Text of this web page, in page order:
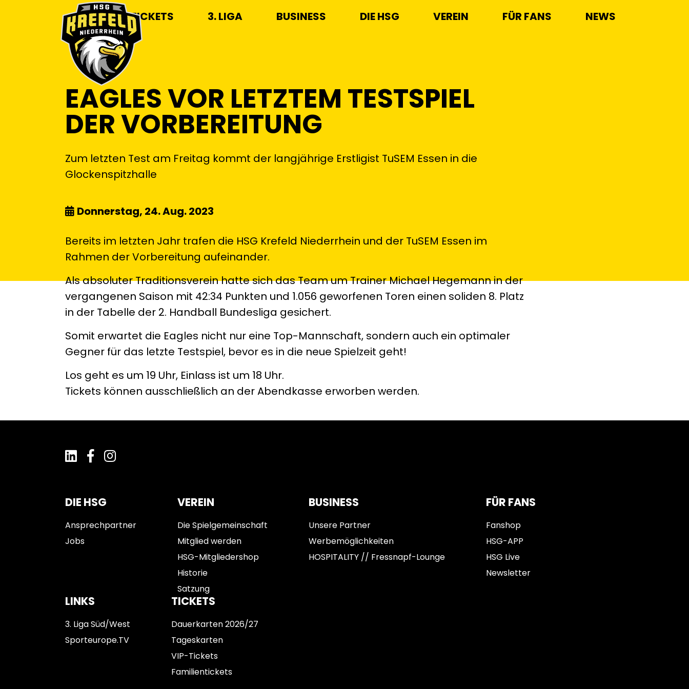
TICKETS 3. LIGA BUSINESS DIE HSG VEREIN FÜR FANS NEWS
EAGLES VOR LETZTEM TESTSPIEL
DER VORBEREITUNG
Zum letzten Test am Freitag kommt der langjährige Erstligist TuSEM Essen in die
Glockenspitzhalle
Donnerstag, 24. Aug. 2023
Bereits im letzten Jahr trafen die HSG Krefeld Niederrhein und der TuSEM Essen im
Rahmen der Vorbereitung aufeinander.
Als absoluter Traditionsverein hatte sich das Team um Trainer Michael Hegemann in der
vergangenen Saison mit 42:34 Punkten und 1.056 geworfenen Toren einen soliden 8. Platz
in der Tabelle der 2. Handball Bundesliga gesichert.
Somit erwartet die Eagles nicht nur eine Top-Mannschaft, sondern auch ein optimaler
Gegner für das letzte Testspiel, bevor es in die neue Spielzeit geht!
Los geht es um 19 Uhr, Einlass ist um 18 Uhr.
Tickets können ausschließlich an der Abendkasse erworben werden.
DIE HSG
Ansprechpartner
Jobs
VEREIN
Die Spielgemeinschaft
Mitglied werden
HSG-Mitgliedershop
Historie
Satzung
BUSINESS
Unsere Partner
Werbemöglichkeiten
HOSPITALITY // Fressnapf-Lounge
FÜR FANS
Fanshop
HSG-APP
HSG Live
Newsletter
LINKS
3. Liga Süd/West
Sporteurope.TV
TICKETS
Dauerkarten 2026/27
Tageskarten
VIP-Tickets
Familientickets